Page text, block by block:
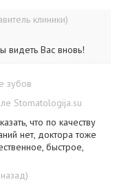
клиники)
видеть Вас вновь!
зубов
Stomatologija.su
что по качеству
нет, доктора тоже
быстрое,